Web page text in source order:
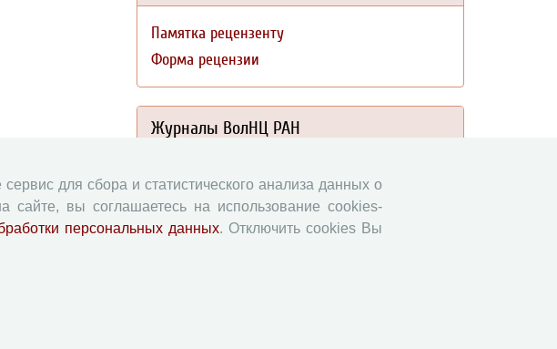
Памятка рецензенту
Форма рецензии
Журналы ВолНЦ РАН
Экономические и социальные перемены
Проблемы развития территории
Вопросы территориального развития
сервис для сбора и статистического анализа данных о
сайте, вы соглашаетесь на использование cookies-
персональных данных. Отключить cookies Вы